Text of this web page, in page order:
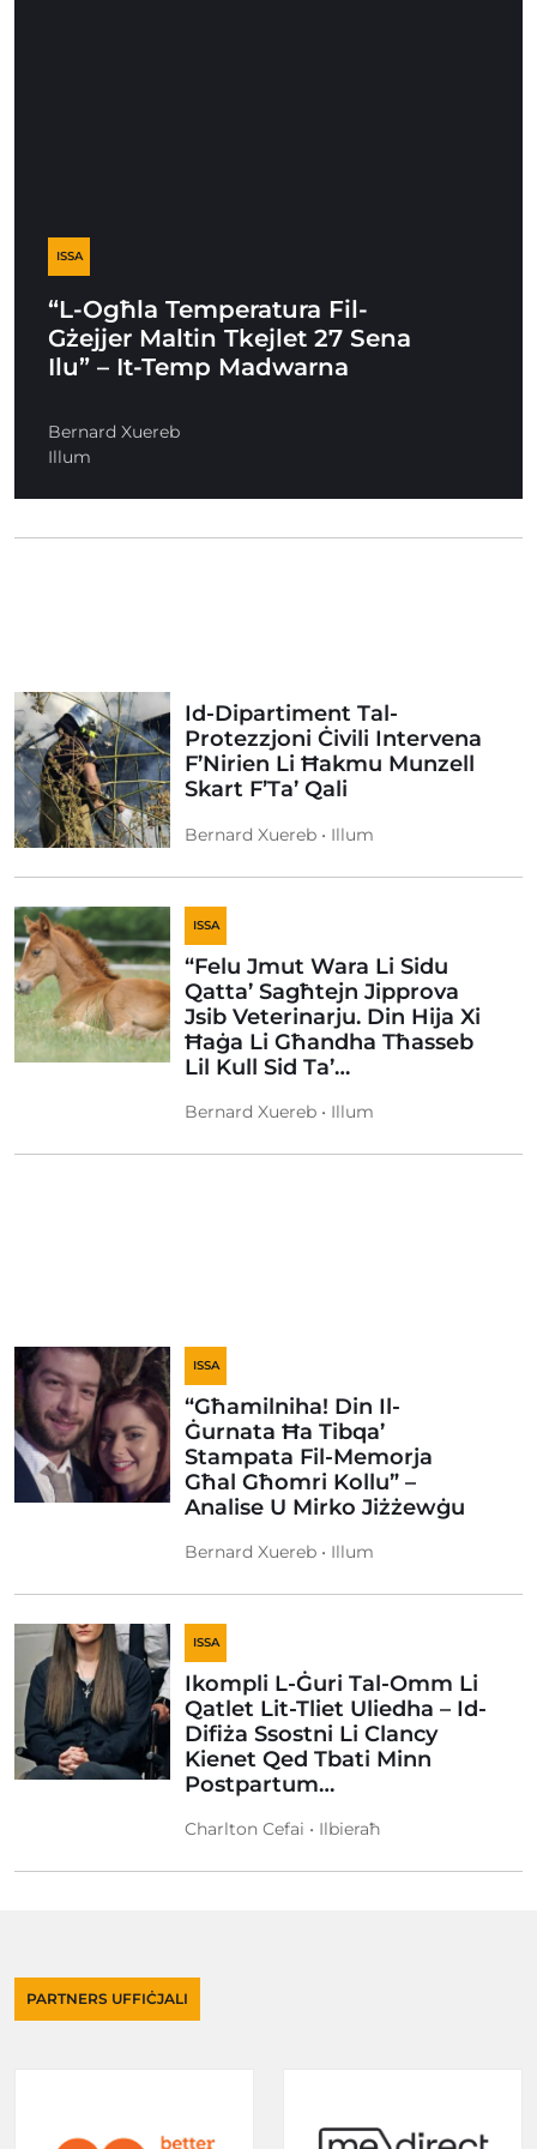
ISSA
“L-Ogħla Temperatura Fil-
Gżejjer Maltin Tkejlet 27 Sena
Ilu” – It-Temp Madwarna
Bernard Xuereb
Illum
Id-Dipartiment Tal-
Protezzjoni Ċivili Intervena
F’Nirien Li Ħakmu Munzell
Skart F’Ta’ Qali
Bernard Xuereb • Illum
ISSA
“Felu Jmut Wara Li Sidu
Qatta’ Sagħtejn Jipprova
Jsib Veterinarju. Din Hija Xi
Ħaġa Li Għandha Tħasseb
Lil Kull Sid Ta’…
Bernard Xuereb • Illum
ISSA
“Għamilniha! Din Il-
Ġurnata Ħa Tibqa’
Stampata Fil-Memorja
Għal Għomri Kollu” –
Analise U Mirko Jiżżewġu
Bernard Xuereb • Illum
ISSA
Ikompli L-Ġuri Tal-Omm Li
Qatlet Lit-Tliet Uliedha – Id-
Difiża Ssostni Li Clancy
Kienet Qed Tbati Minn
Postpartum…
Charlton Cefai • Ilbieraħ
PARTNERS UFFIĊJALI